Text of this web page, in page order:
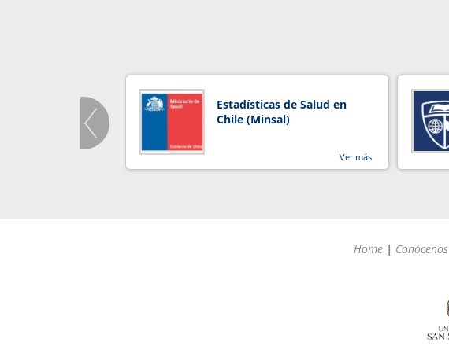
Estadísticas de Salud en
Chile (Minsal)
Ver más
Home | Conócenos